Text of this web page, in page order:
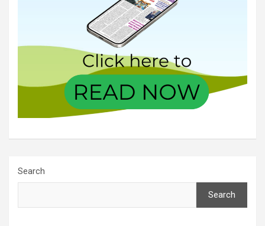
Search
Search